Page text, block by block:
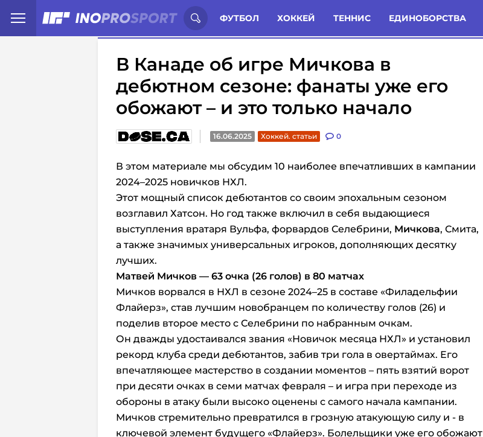
ФУТБОЛ ХОККЕЙ ТЕННИС ЕДИНОБОРСТВА
Иностранцы о спорте России: Статьи Комменты Новости
В Канаде об игре Мичкова в
дебютном сезоне: фанаты уже его
обожают – и это только начало
16.06.2025 Хоккей. статьи 0
В этом материале мы обсудим 10 наиболее впечатливших в кампании
2024–2025 новичков НХЛ.
Этот мощный список дебютантов со своим эпохальным сезоном
возглавил Хатсон. Но год также включил в себя выдающиеся
выступления вратаря Вульфа, форвардов Селебрини, Мичкова, Смита,
а также значимых универсальных игроков, дополняющих десятку
лучших.
Матвей Мичков — 63 очка (26 голов) в 80 матчах
Мичков ворвался в НХЛ в сезоне 2024–25 в составе «Филадельфии
Флайерз», став лучшим новобранцем по количеству голов (26) и
поделив второе место с Селебрини по набранным очкам.
Он дважды удостаивался звания «Новичок месяца НХЛ» и установил
рекорд клуба среди дебютантов, забив три гола в овертаймах. Его
впечатляющее мастерство в создании моментов – пять взятий ворот
при десяти очках в семи матчах февраля – и игра при переходе из
обороны в атаку были высоко оценены с самого начала кампании.
Мичков стремительно превратился в грозную атакующую силу и - в
ключевой элемент будущего «Флайерз». Болельщики уже его обожают